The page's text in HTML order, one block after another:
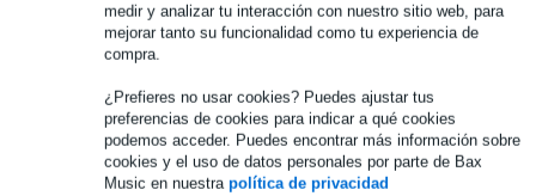
medir y analizar tu interacción con nuestro sitio web, para
mejorar tanto su funcionalidad como tu experiencia de
compra.
¿Prefieres no usar cookies? Puedes ajustar tus
preferencias de cookies para indicar a qué cookies
podemos acceder. Puedes encontrar más información sobre
cookies y el uso de datos personales por parte de Bax
Music en nuestra política de privacidad
material: acero de 1,2 mm
Especificaciones completas
Accesorios (1)